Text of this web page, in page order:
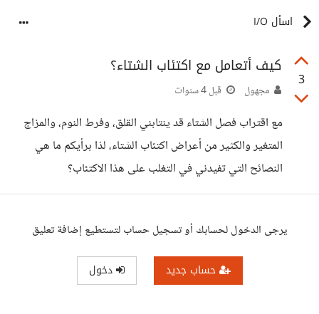
اسأل I/O
3
كيف أتعامل مع اكتئاب الشتاء؟
مجهول قبل 4 سنوات
مع اقتراب فصل الشتاء قد ينتابني القلق، وفرط النوم، والمزاج
المتغير والكثير من أعراض اكتئاب الشتاء، لذا برأيكم ما هي
النصائح التي تفيدني في التغلب على هذا الاكتئاب؟
يرجى الدخول لحسابك أو تسجيل حساب لتستطيع إضافة تعليق
حساب جديد دخول